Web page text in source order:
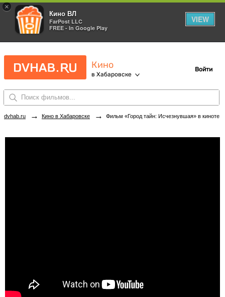
×
Кино ВЛ
FarPost LLC
FREE - In Google Play
VIEW
Кино
в Хабаровске
Войти
dvhab.ru → Кино в Хабаровске → Фильм «Город тайн: Исчезнувшая» в кинотеатрах Хабаровска. Купить билеты!